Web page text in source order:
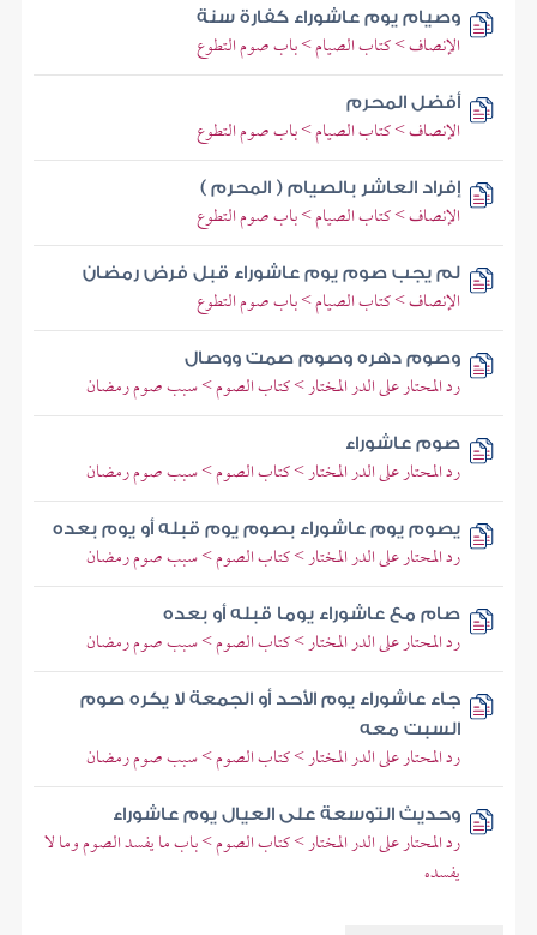
وصيام يوم عاشوراء كفارة سنة
الإنصاف > كتاب الصيام > باب صوم التطوع
أفضل المحرم
الإنصاف > كتاب الصيام > باب صوم التطوع
إفراد العاشر بالصيام ( المحرم )
الإنصاف > كتاب الصيام > باب صوم التطوع
لم يجب صوم يوم عاشوراء قبل فرض رمضان
الإنصاف > كتاب الصيام > باب صوم التطوع
وصوم دهره وصوم صمت ووصال
رد المحتار على الدر المختار > كتاب الصوم > سبب صوم رمضان
صوم عاشوراء
رد المحتار على الدر المختار > كتاب الصوم > سبب صوم رمضان
يصوم يوم عاشوراء بصوم يوم قبله أو يوم بعده
رد المحتار على الدر المختار > كتاب الصوم > سبب صوم رمضان
صام مع عاشوراء يوما قبله أو بعده
رد المحتار على الدر المختار > كتاب الصوم > سبب صوم رمضان
جاء عاشوراء يوم الأحد أو الجمعة لا يكره صوم
السبت معه
رد المحتار على الدر المختار > كتاب الصوم > سبب صوم رمضان
وحديث التوسعة على العيال يوم عاشوراء
رد المحتار على الدر المختار > كتاب الصوم > باب ما يفسد الصوم وما لا
يفسده